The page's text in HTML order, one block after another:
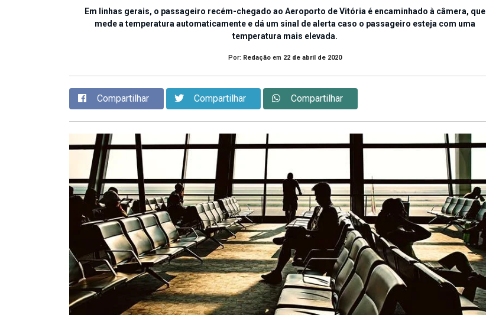
Em linhas gerais, o passageiro recém-chegado ao Aeroporto de Vitória é encaminhado à câmera, que
mede a temperatura automaticamente e dá um sinal de alerta caso o passageiro esteja com uma
temperatura mais elevada.
Por: Redação em 22 de abril de 2020
Compartilhar Compartilhar Compartilhar